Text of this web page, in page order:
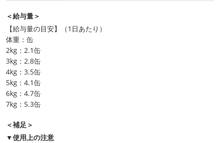
＜給与量＞
【給与量の目安】（1日あたり）
体重：缶
2kg：2.1缶
3kg：2.8缶
4kg：3.5缶
5kg：4.1缶
6kg：4.7缶
7kg：5.3缶
＜補足＞
▼使用上の注意